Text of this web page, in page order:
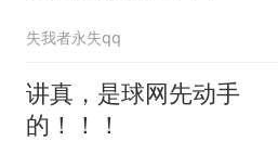
失我者永失qq
讲真，是球网先动手
的！！！